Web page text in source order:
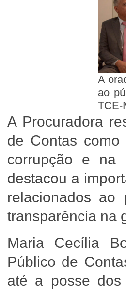
A
ao
TCE-
A Procuradora
de Contas
corrupção e na
destacou a
relacionados ao
transparência na
Maria Cecília
Público de
até a posse